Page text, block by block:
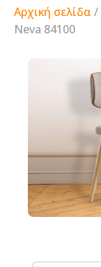
Αρχική σελίδα /
Neva 84100